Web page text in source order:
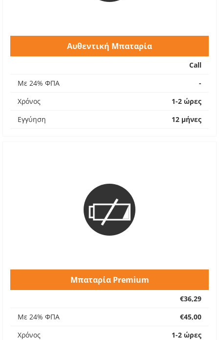
Αυθεντική Μπαταρία
Call
Με 24% ΦΠΑ
-
Χρόνος
1-2 ώρες
Εγγύηση
12 μήνες
Μπαταρία Premium
€36,29
Με 24% ΦΠΑ
€45,00
Χρόνος
1-2 ώρες